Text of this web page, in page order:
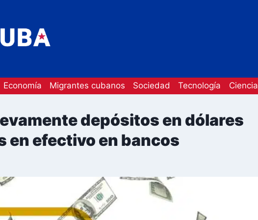
Economía Migrantes cubanos Sociedad Tecnología Ciencia
depósitos en dólares
en efectivo en bancos